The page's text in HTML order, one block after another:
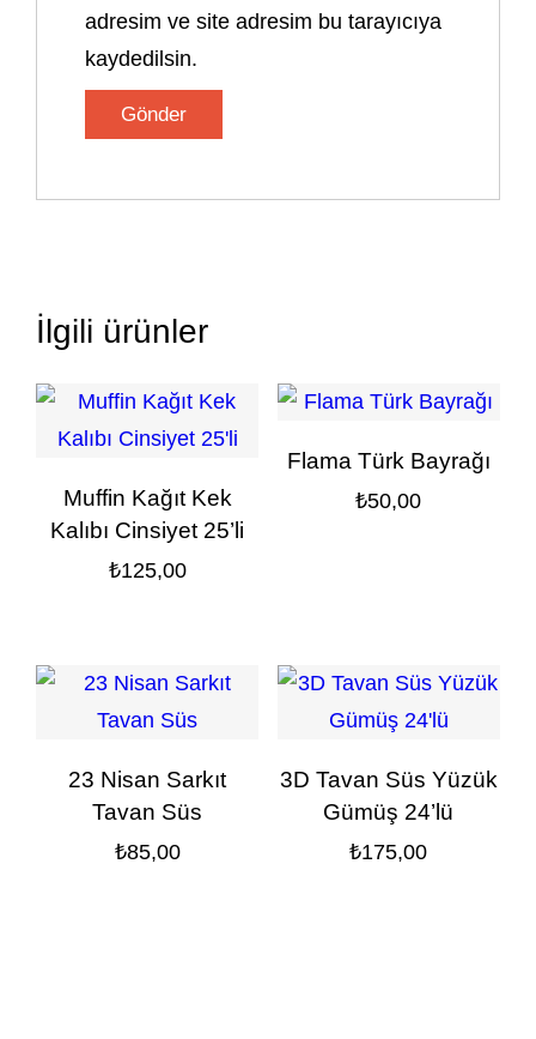
adresim ve site adresim bu tarayıcıya
kaydedilsin.
İlgili ürünler
Muffin Kağıt Kek
Kalıbı Cinsiyet 25’li
₺125,00
Flama Türk Bayrağı
₺50,00
23 Nisan Sarkıt
Tavan Süs
₺85,00
3D Tavan Süs Yüzük
Gümüş 24’lü
₺175,00